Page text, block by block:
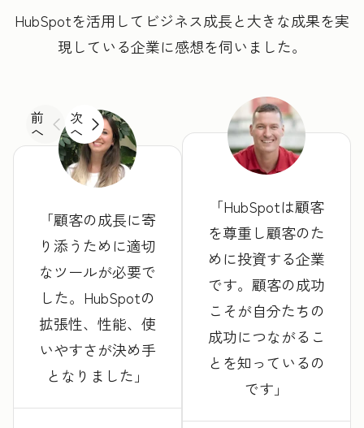
HubSpotを活用してビジネス成長と大きな成果を実
現している企業に感想を伺いました。
前
へ
次
へ
顧客の成長に寄
り添うために適切
なツールが必要で
した。HubSpotの
拡張性、性能、使
いやすさが決め手
となりました
HubSpotは顧客
を尊重し顧客のた
めに投資する企業
です。顧客の成功
こそが自分たちの
成功につながるこ
とを知っているの
です